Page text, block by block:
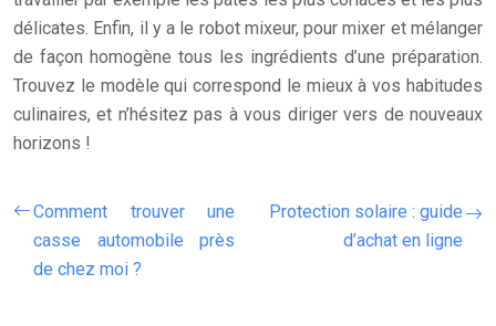
délicates. Enfin, il y a le robot mixeur, pour mixer et mélanger
de façon homogène tous les ingrédients d’une préparation.
Trouvez le modèle qui correspond le mieux à vos habitudes
culinaires, et n’hésitez pas à vous diriger vers de nouveaux
horizons !
Comment trouver une
casse automobile près
de chez moi ?
Protection solaire : guide
d’achat en ligne